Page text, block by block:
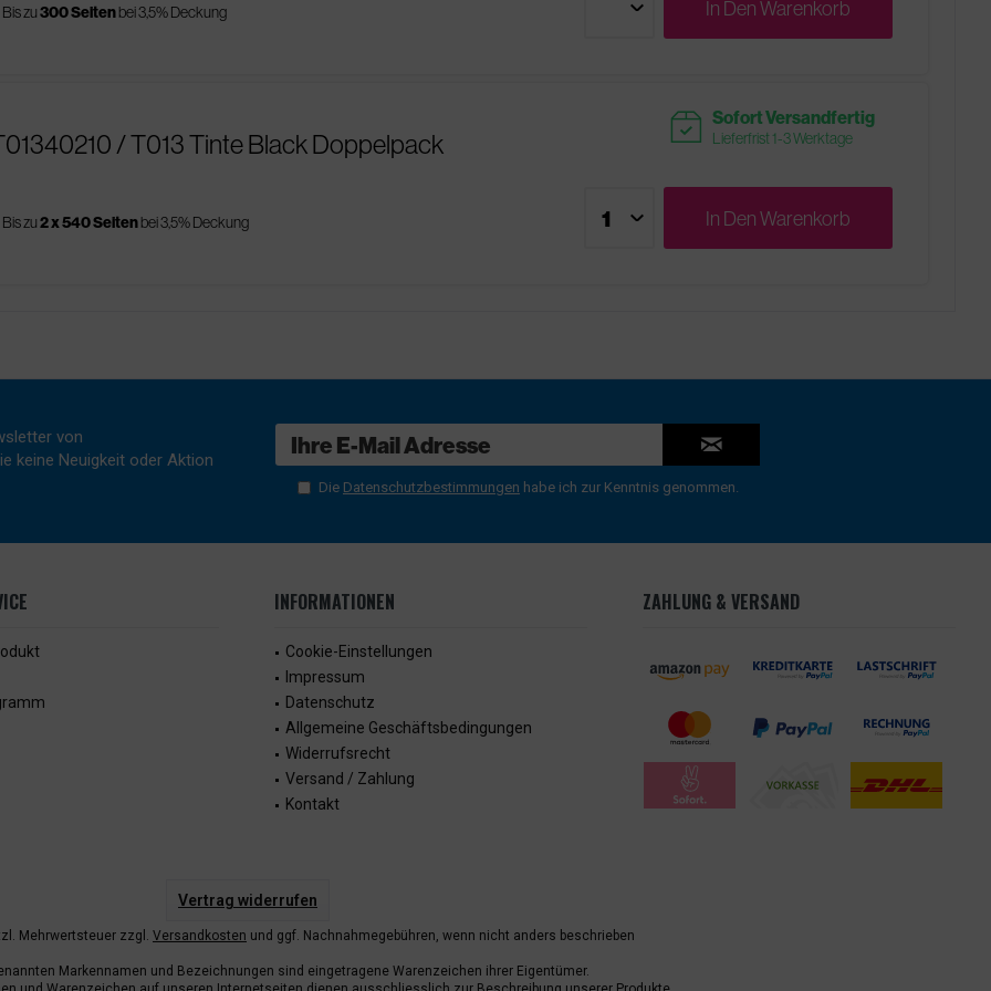
Bis zu300 Seitenbei 3,5% Deckung In DenWarenkorb
/ T013 Tinte Black Doppelpack
Bis zu2 x 540 Seitenbei 3,5% Deckung
readytoship Sofort Versandfertig
Lieferfrist 1-3 Werktage
In DenWarenkorb
von
keine Neuigkeit oder Aktion
Die Datenschutzbestimmungen habe ich zur Kenntnis genommen.
INFORMATIONEN
Cookie-Einstellungen
Impressum
Datenschutz
Allgemeine Geschäftsbedingungen
Widerrufsrecht
Versand / Zahlung
Kontakt
ZAHLUNG & VERSAND
Vertrag widerrufen
Mehrwertsteuer zzgl. Versandkosten und ggf. Nachnahmegebühren, wenn nicht anders beschrieben
Markennamen und Bezeichnungen sind eingetragene Warenzeichen ihrer Eigentümer.